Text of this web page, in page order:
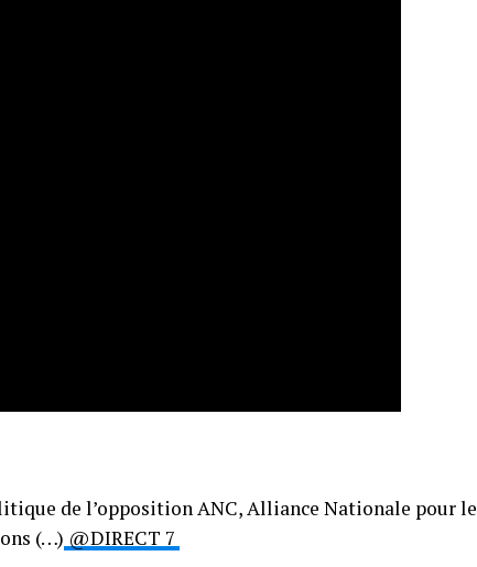
de l’opposition ANC, Alliance Nationale pour le
(…) @DIRECT 7